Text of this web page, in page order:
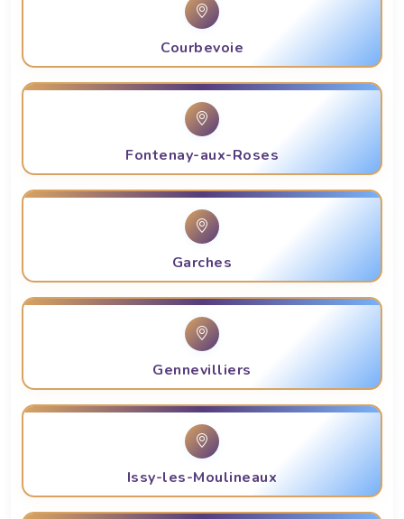
Courbevoie
Fontenay-aux-Roses
Garches
Gennevilliers
Issy-les-Moulineaux